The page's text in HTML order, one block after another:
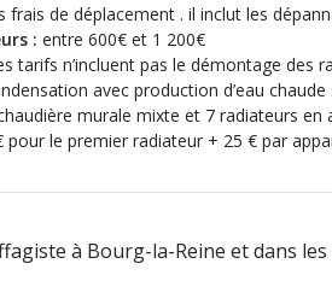
de déplacement . il inclut les
: entre 600€ et 1 200€
tarifs n’incluent pas le démontage des
avec production d’eau
murale mixte et 7 radiateurs en
pour le premier radiateur + 25 € par
à Bourg-la-Reine et dans les